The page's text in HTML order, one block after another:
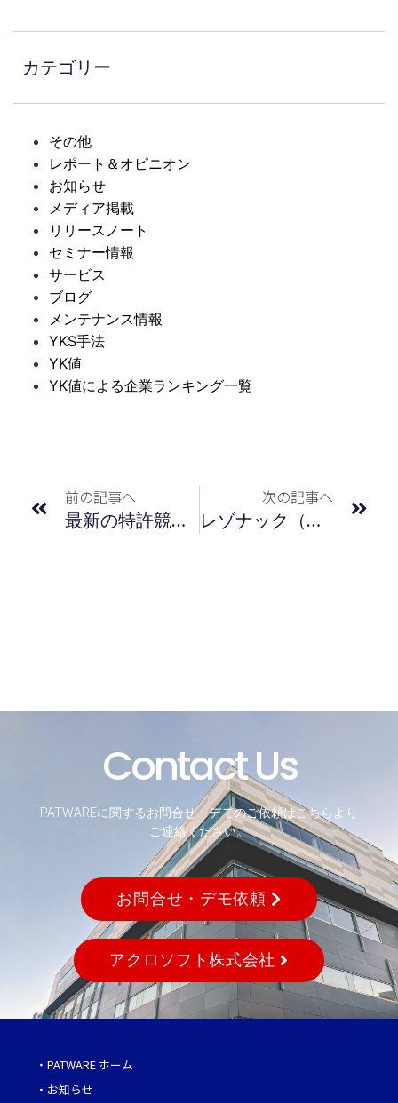
カテゴリー
その他
レポート＆オピニオン
お知らせ
メディア掲載
リリースノート
セミナー情報
サービス
ブログ
メンテナンス情報
YKS手法
YK値
YK値による企業ランキング一覧
前の記事へ
最新の特許競争力指標（ＹＫ値）による企業ランキング／2023年12月度
次の記事へ
レゾナック（主要株主：レゾナック HD）が感光性フィルムに関する特許権侵害訴訟を深セン市中級人民法院にて提起
Contact Us
PATWAREに関するお問合せ・デモのご依頼はこちらより
ご連絡ください。
お問合せ・デモ依頼
アクロソフト株式会社
・ PATWARE ホーム
・ お知らせ